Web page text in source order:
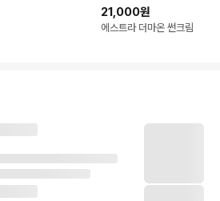
21,000원
에스트라 더마온 썬크림